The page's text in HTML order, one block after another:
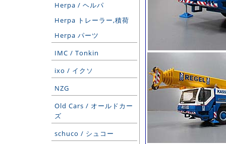
Herpa / ヘルパ
Herpa トレーラー,積荷
Herpa パーツ
IMC / Tonkin
ixo / イクソ
NZG
Old Cars / オールドカー
ズ
schuco / シュコー